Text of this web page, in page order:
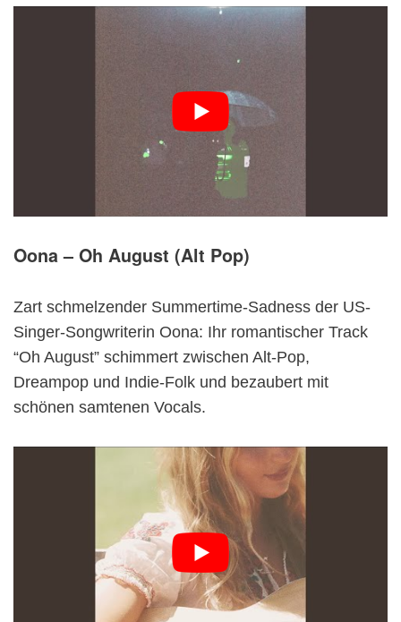
Oona – Oh August (Alt Pop)
Zart schmelzender Summertime-Sadness der US-
Singer-Songwriterin Oona: Ihr romantischer Track
“Oh August” schimmert zwischen Alt-Pop,
Dreampop und Indie-Folk und bezaubert mit
schönen samtenen Vocals.